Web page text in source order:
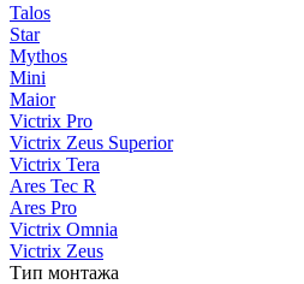
Talos
Star
Mythos
Mini
Maior
Victrix Pro
Victrix Zeus Superior
Victrix Tera
Ares Tec R
Ares Pro
Victrix Omnia
Victrix Zeus
Тип монтажа